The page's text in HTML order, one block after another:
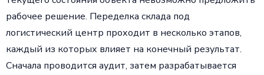
рабочее решение. Переделка склада под
логистический центр проходит в несколько этапов,
каждый из которых влияет на конечный результат.
Сначала проводится аудит, затем разрабатывается